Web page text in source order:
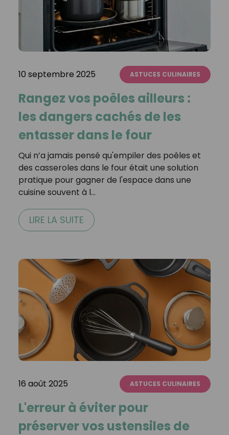
10 septembre 2025 ASTUCES CULINAIRES
Rangez vos poêles ailleurs :
les dangers cachés de les
entasser dans le four
Qui n’a jamais pensé qu'empiler des poêles et
des casseroles dans le four était une solution
pratique pour gagner de l'espace dans une
cuisine souvent à l…
LIRE LA SUITE
16 août 2025 ASTUCES CULINAIRES
L'erreur à éviter pour
préserver vos ustensiles de